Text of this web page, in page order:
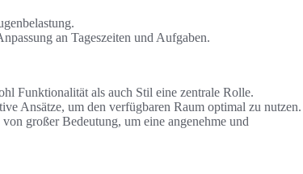
an Tageszeiten und Aufgaben.
Funktionalität als auch Stil eine zentrale Rolle.
Ansätze, um den verfügbaren Raum optimal zu nutzen.
von großer Bedeutung, um eine angenehme und